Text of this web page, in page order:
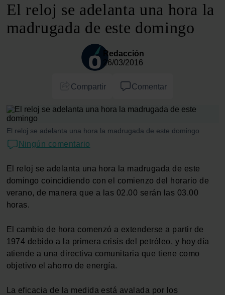
El reloj se adelanta una hora la
madrugada de este domingo
Redacción
26/03/2016
Compartir Comentar
El reloj se adelanta una hora la madrugada de este domingo
Ningún comentario
El reloj se adelanta una hora la madrugada de este
domingo coincidiendo con el comienzo del horario de
verano, de manera que a las 02.00 serán las 03.00
horas.
El cambio de hora comenzó a extenderse a partir de
1974 debido a la primera crisis del petróleo, y hoy día
atiende a una directiva comunitaria que tiene como
objetivo el ahorro de energía.
La eficacia de la medida está avalada por los